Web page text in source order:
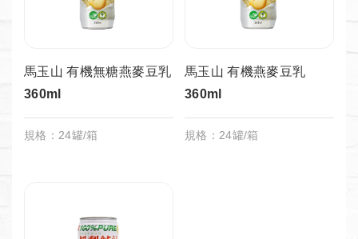
馬玉山 有機無糖燕麥豆乳
360ml
規格：24罐/箱
馬玉山 有機燕麥豆乳
360ml
規格：24罐/箱